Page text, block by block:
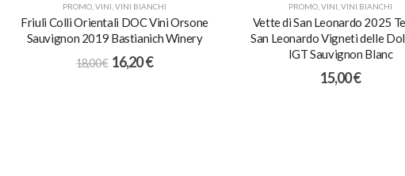
PROMO VINI VINI BIANCHI
Friuli Colli Orientali DOC Vini Orsone
Sauvignon 2019 Bastianich Winery
18,00€ 16,20€
PROMO VINI VINI BIANCHI
Vette di San Leonardo 2025
San Leonardo Vigneti delle
IGT Sauvignon Blanc
15,00€